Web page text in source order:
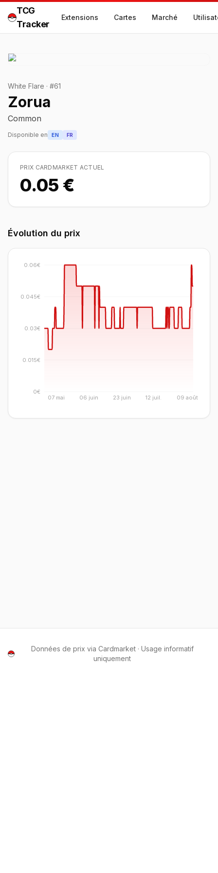
TCG
Tracker
Extensions Cartes Marché
White Flare · #61
Zorua
Common
Disponible en EN FR
PRIX CARDMARKET ACTUEL
0.05 €
Évolution du prix
07 mai 06 juin 23 juin 12 juil. 09 août
0€
0.015€
0.03€
0.045€
0.06€
Données de prix via Cardmarket · Usage informatif
uniquement